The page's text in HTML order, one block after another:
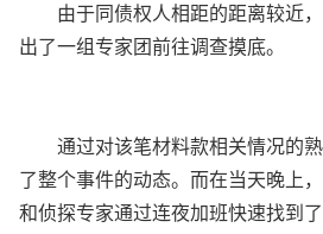
由于同债权人相距的距离较近，
出了一组专家团前往调查摸底。
通过对该笔材料款相关情况的熟
了整个事件的动态。而在当天晚上
和侦探专家通过连夜加班快速找到